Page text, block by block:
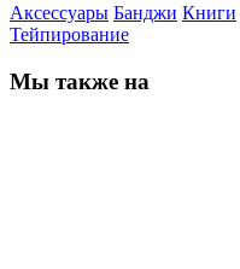
Аксессуары Банджи Книги
Тейпирование
Мы также на